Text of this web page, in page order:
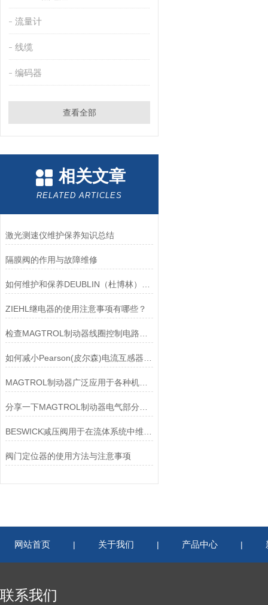
流量计
线缆
编码器
查看全部
相关文章
RELATED ARTICLES
激光测速仪维护保养知识总结
隔膜阀的作用与故障维修
ZIEHL继电器的使用注意事项有哪些？
MAGTROL制动器广泛应用于各种机械设备和交通工具中
阀门定位器的使用方法与注意事项
网站首页 | 关于我们 | 产品中心 |
联系我们